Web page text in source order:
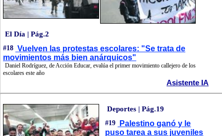
El Día | Pág.2
#18 Vuelven las protestas escolares: "Se trata de
movimientos más bien anárquicos"
Daniel Rodríguez, de Acción Educar, evalúa el primer movimiento callejero de los
escolares este año
Asistente IA
Deportes | Pág.19
#19
Palestino ganó y le
puso tarea a sus juveniles